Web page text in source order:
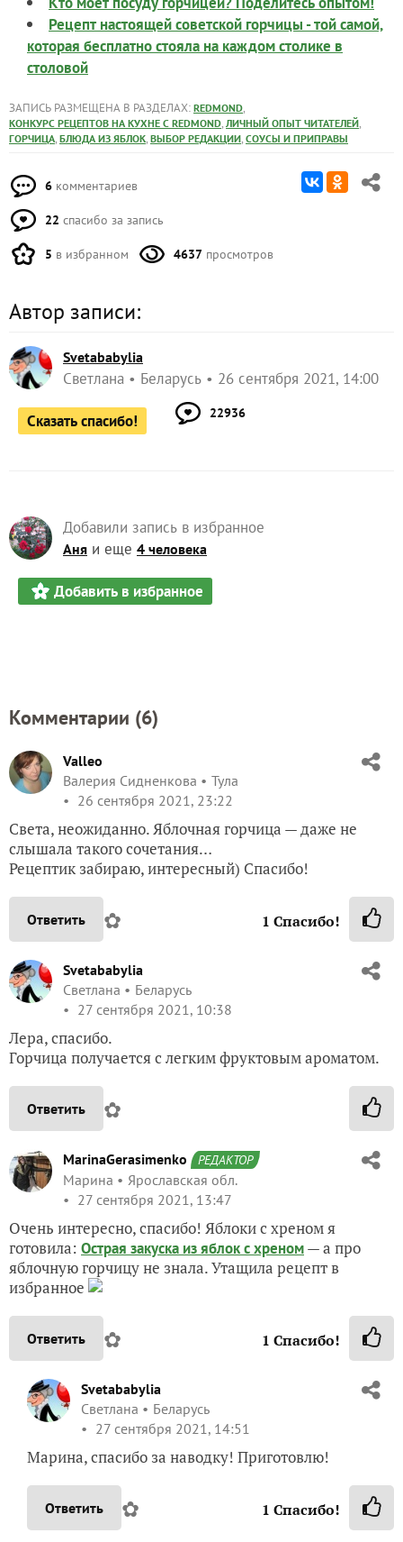
Рецепт настоящей советской горчицы - той самой,
которая бесплатно стояла на каждом столике в
столовой
ЗАПИСЬ РАЗМЕЩЕНА В РАЗДЕЛАХ: REDMOND,
КОНКУРС РЕЦЕПТОВ НА КУХНЕ С REDMOND, ЛИЧНЫЙ ОПЫТ ЧИТАТЕЛЕЙ,
ГОРЧИЦА, БЛЮДА ИЗ ЯБЛОК, ВЫБОР РЕДАКЦИИ, СОУСЫ И ПРИПРАВЫ
6 комментариев
22 спасибо за запись
5 в избранном 4637 просмотров
Автор записи:
Svetababylia
Светлана Беларусь 26 сентября 2021, 14:00
Сказать спасибо! 22936
Добавили запись в избранное
Аня и еще 4 человека
Добавить в избранное
Комментарии (6)
Valleo
Валерия Сидненкова
Тула
26 сентября 2021, 23:22
Света, неожиданно. Яблочная горчица — даже не
слышала такого сочетания…
Рецептик забираю, интересный) Спасибо!
Ответить ✿ 1 Спасибо!
Svetababylia
Светлана
Беларусь
27 сентября 2021, 10:38
Лера, спасибо.
Горчица получается с легким фруктовым ароматом.
Ответить ✿
MarinaGerasimenko РЕДАКТОР
Марина
Ярославская обл.
27 сентября 2021, 13:47
Очень интересно, спасибо! Яблоки с хреном я
готовила: Острая закуска из яблок с хреном— а про
яблочную горчицу не знала. Утащила рецепт в
избранное
Ответить ✿ 1 Спасибо!
Svetababylia
Светлана
Беларусь
27 сентября 2021, 14:51
Марина, спасибо за наводку! Приготовлю!
Ответить ✿ 1 Спасибо!